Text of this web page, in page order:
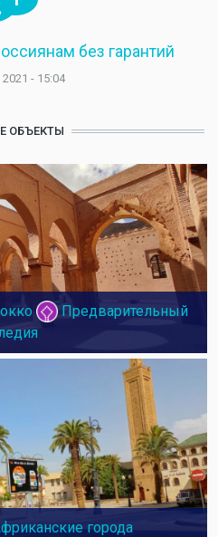
без гарантий
2021 - 15:04
ОБЪЕКТЫ
Предварительный
города